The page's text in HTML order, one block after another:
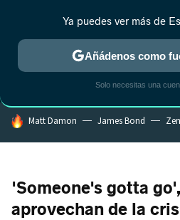
MENÚ
ESTRENOS REALITY
HOY SE HABLA DE
Matt Damon James Bond
'Someone's gotta
aprovechan de la
Ya puedes ver más de
Añádenos como
Solo necesitas una